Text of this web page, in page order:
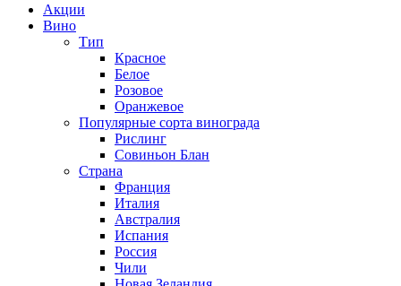
Акции
Вино
Тип
Красное
Белое
Розовое
Оранжевое
Популярные сорта винограда
Рислинг
Совиньон Блан
Страна
Франция
Италия
Австралия
Испания
Россия
Чили